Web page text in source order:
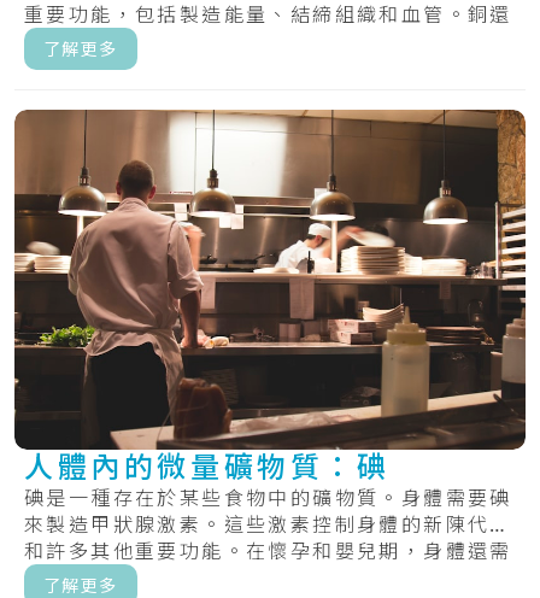
重要功能，包括製造能量、結締組織和血管。銅還
有助.....
了解更多
人體內的微量礦物質：碘
碘是一種存在於某些食物中的礦物質。身體需要碘
來製造甲狀腺激素。這些激素控制身體的新陳代謝
和許多其他重要功能。在懷孕和嬰兒期，身體還需
要甲.....
了解更多